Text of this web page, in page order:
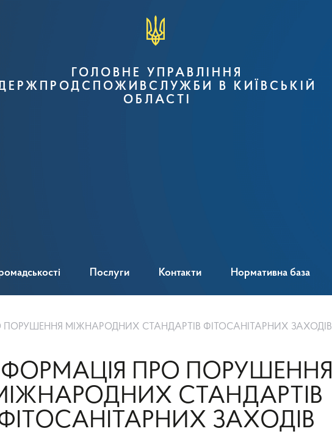
ГОЛОВНЕ УПРАВЛІННЯ
В КИЇВСЬКІЙ
ОБЛАСТІ
Послуги Контакти Нормативна база
ПОРУШЕННЯ МІЖНАРОДНИХ СТАНДАРТІВ ФІТОСАНІТАРНИХ ЗАХОДІВ
ПРО ПОРУШЕННЯ
СТАНДАРТІВ
ЗАХОДІВ